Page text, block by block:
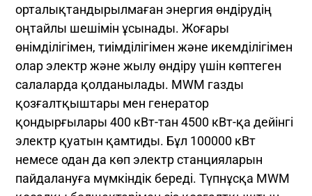
орталықтандырылмаған энергия өндірудің
оңтайлы шешімін ұсынады. Жоғары
өнімділігімен, тиімділігімен және икемділігімен
олар электр және жылу өндіру үшін көптеген
салаларда қолданылады. MWM газды
қозғалтқыштары мен генератор
қондырғылары 400 кВт-тан 4500 кВт-қа дейінгі
электр қуатын қамтиды. Бұл 100000 кВт
немесе одан да көп электр станцияларын
пайдалануға мүмкіндік береді. Түпнұсқа MWM